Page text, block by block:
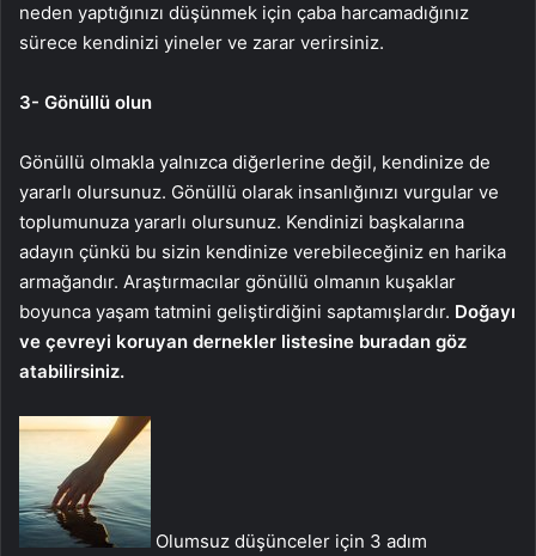
neden yaptığınızı düşünmek için çaba harcamadığınız
sürece kendinizi yineler ve zarar verirsiniz.
3- Gönüllü olun
Gönüllü olmakla yalnızca diğerlerine değil, kendinize de
yararlı olursunuz. Gönüllü olarak insanlığınızı vurgular ve
toplumunuza yararlı olursunuz. Kendinizi başkalarına
adayın çünkü bu sizin kendinize verebileceğiniz en harika
armağandır. Araştırmacılar gönüllü olmanın kuşaklar
boyunca yaşam tatmini geliştirdiğini saptamışlardır. Doğayı
ve çevreyi koruyan dernekler listesine buradan göz
atabilirsiniz.
Olumsuz düşünceler için 3 adım